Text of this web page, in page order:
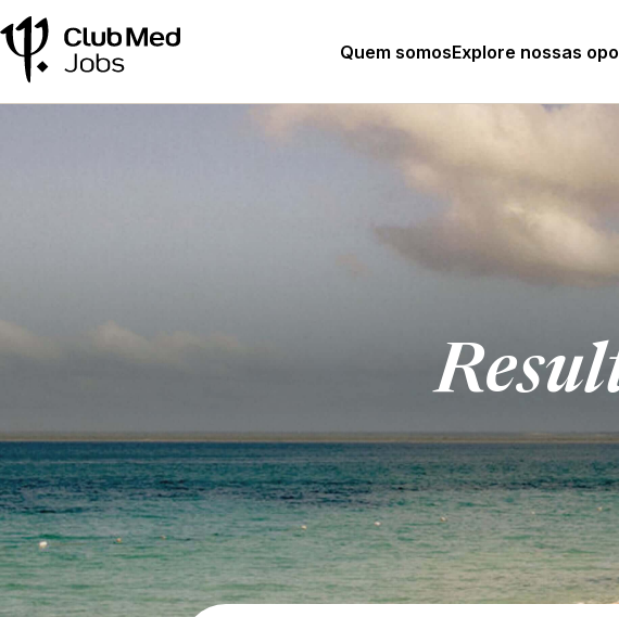
Quem somosExplore nossas